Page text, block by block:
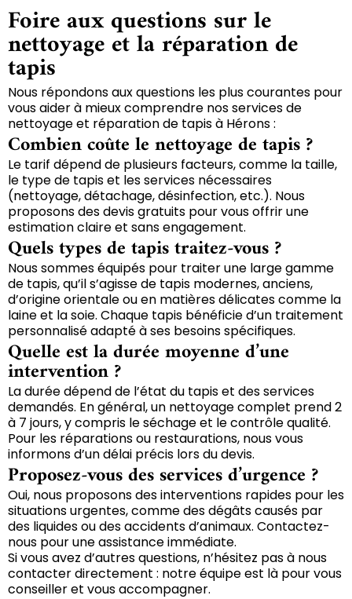
Foire aux questions sur le
nettoyage et la réparation de
tapis
Nous répondons aux questions les plus courantes pour
vous aider à mieux comprendre nos services de
nettoyage et réparation de tapis à Hérons :
Combien coûte le nettoyage de tapis ?
Le tarif dépend de plusieurs facteurs, comme la taille,
le type de tapis et les services nécessaires
(nettoyage, détachage, désinfection, etc.). Nous
proposons des devis gratuits pour vous offrir une
estimation claire et sans engagement.
Quels types de tapis traitez-vous ?
Nous sommes équipés pour traiter une large gamme
de tapis, qu’il s’agisse de tapis modernes, anciens,
d’origine orientale ou en matières délicates comme la
laine et la soie. Chaque tapis bénéficie d’un traitement
personnalisé adapté à ses besoins spécifiques.
Quelle est la durée moyenne d’une
intervention ?
La durée dépend de l’état du tapis et des services
demandés. En général, un nettoyage complet prend 2
à 7 jours, y compris le séchage et le contrôle qualité.
Pour les réparations ou restaurations, nous vous
informons d’un délai précis lors du devis.
Proposez-vous des services d’urgence ?
Oui, nous proposons des interventions rapides pour les
situations urgentes, comme des dégâts causés par
des liquides ou des accidents d’animaux. Contactez-
nous pour une assistance immédiate.
Si vous avez d’autres questions, n’hésitez pas à nous
contacter directement : notre équipe est là pour vous
conseiller et vous accompagner.